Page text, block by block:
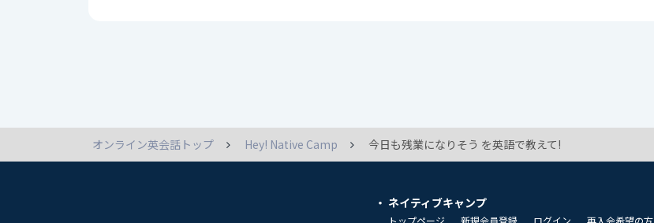
オンライン英会話トップ Hey! Native Camp 今日も残業になりそう を英語で教えて!
ネイティブキャンプ